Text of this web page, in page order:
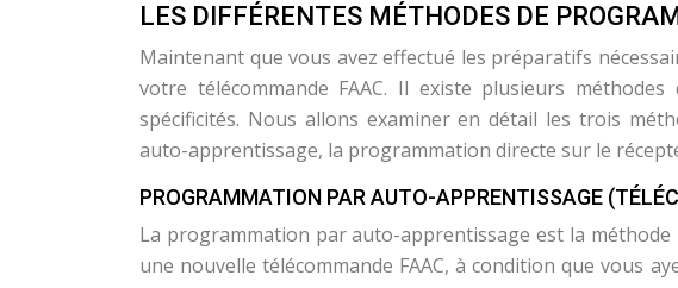
LES DIFFÉRENTES MÉTHODES DE
Maintenant que vous avez effectué les préparatifs
votre télécommande FAAC. Il existe plusieurs
spécificités. Nous allons examiner en détail les trois
auto-apprentissage, la programmation directe sur le
PROGRAMMATION PAR AUTO-APPRENTISSAGE
La programmation par auto-apprentissage est la
une nouvelle télécommande FAAC, à condition que vous